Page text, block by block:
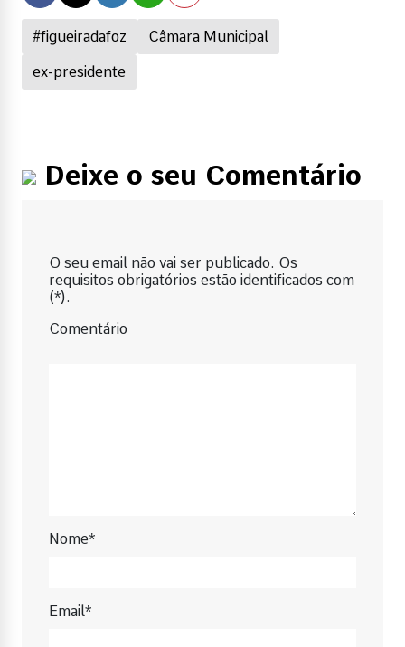
#figueiradafoz Câmara Municipal
ex-presidente
Deixe o seu Comentário
O seu email não vai ser publicado. Os
requisitos obrigatórios estão identificados com
(*).
Comentário
Nome*
Email*